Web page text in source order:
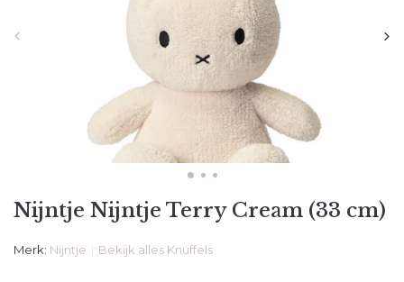
Nijntje Nijntje Terry Cream (33 cm)
Merk: Nijntje Bekijk alles Knuffels